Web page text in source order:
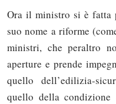
Ora il ministro si è fatta
suo nome a riforme
ministri, che peraltro
aperture e prende
quello dell’edilizia-
quello della